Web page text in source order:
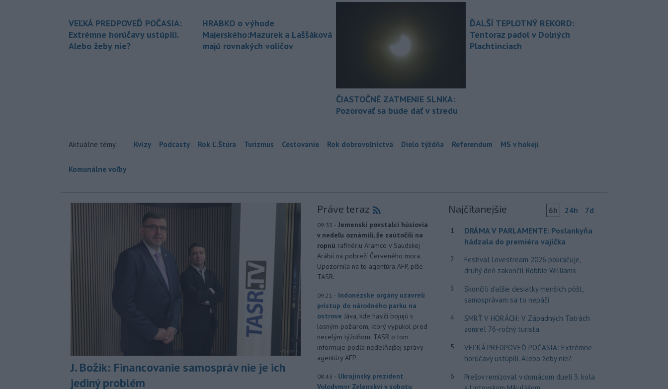
VEĽKÁ PREDPOVEĎ POČASIA:
Extrémne horúčavy ustúpili.
Alebo žeby nie?
HRABKO o výhode
Majerského:Mazurek a Laššáková
majú rovnakých voličov
ČIASTOČNÉ ZATMENIE SLNKA:
Pozorovať sa bude dať v stredu
ĎALŠÍ TEPLOTNÝ REKORD:
Tentoraz padol v Dolných
Plachtinciach
Aktuálne témy: Kvízy Podcasty Rok Ľ.Štúra Turizmus Cestovanie Rok dobrovoľníctva Dielo týždňa Referendum MS v hokeji
Komunálne voľby
J. Božik: Financovanie samospráv nie je ich
jediný problém
Práve teraz
09:33 - Jemenskí povstalci húsíovia
v nedeľu oznámili, že zaútočili na
ropnú rafinériu Aramco v Saudskej
Arábii na pobreží Červeného mora.
Upozornila na to agentúra AFP, píše
TASR.
09:21 - Indonézske orgány uzavreli
prístup do národného parku na
ostrove Jáva, kde hasiči bojujú s
lesným požiarom, ktorý vypukol pred
necelým týždňom. TASR o tom
informuje podľa nedeľňajšej správy
agentúry AFP.
08:43 - Ukrajinský prezident
Volodymyr Zelenskyj v sobotu
Najčítanejšie 6h 24h 7d
1
DRÁMA V PARLAMENTE: Poslankyňa
hádzala do premiéra vajíčka
2
Festival Lovestream 2026 pokračuje,
druhý deň zakončil Robbie Williams
3
Skončili ďalšie desiatky menších pôšt,
samosprávam sa to nepáči
4
SMRŤ V HORÁCH: V Západných Tatrách
zomrel 76-ročný turista
5
VEĽKÁ PREDPOVEĎ POČASIA: Extrémne
horúčavy ustúpili. Alebo žeby nie?
6
Prešov remizoval v domácom dueli 3. kola